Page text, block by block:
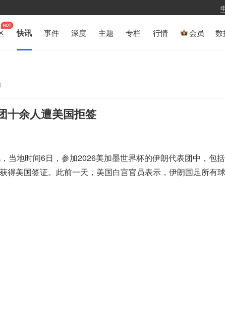
快讯 事件 深度 主题 专栏 行情 会员 数
十余人遭美国拒签
当地时间6日，参加2026美加墨世界杯的伊朗代表团中，包
得美国签证。此前一天，美国白宫官员表示，伊朗国足所有球